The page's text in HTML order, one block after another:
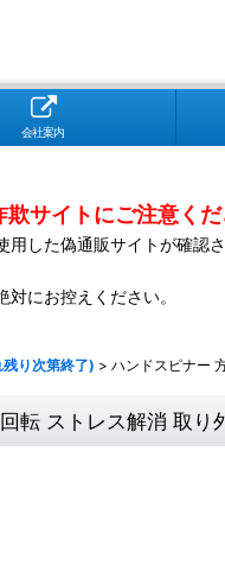
会社案内
サイトにご注意くだ
した偽通販サイトが確認さ
にお控えください。
り次第終了) > ハンドスピナー
転 ストレス解消 取り